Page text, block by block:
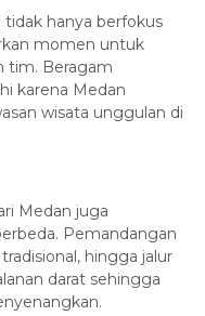
tidak hanya berfokus
momen untuk
tim. Beragam
karena Medan
wisata unggulan di
Medan juga
Pemandangan
hingga jalur
darat sehingga